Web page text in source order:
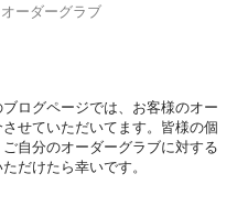
ーダーグラブ
ログページでは、お客様のオー
せていただいてます。皆様の個
自分のオーダーグラブに対する
だけたら幸いです。